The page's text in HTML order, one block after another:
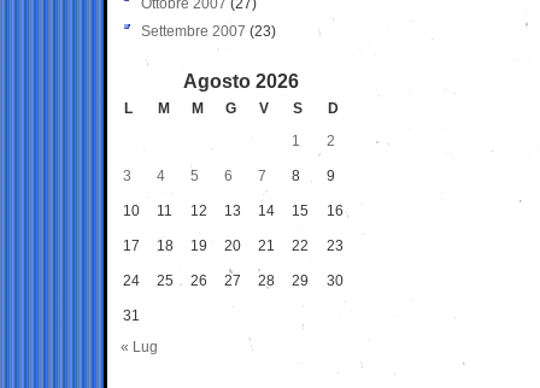
Ottobre 2007 (27)
Settembre 2007 (23)
Agosto 2026
L M M G V S
D
1
2
3 4 5 6 7 8 9
10 11 12 13 14 15 16
17 18 19 20 21 22 23
24 25 26 27 28 29 30
31
« Lug